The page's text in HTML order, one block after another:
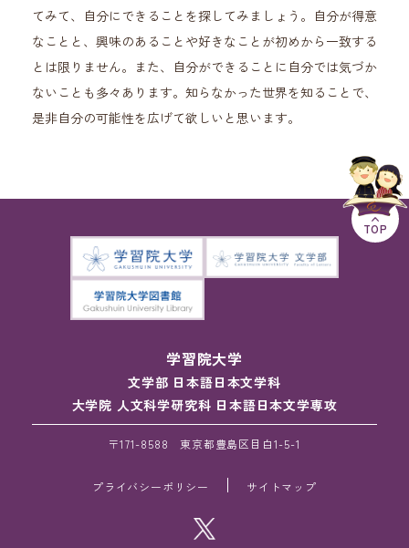
てみて、自分にできることを探してみましょう。自分が得意
なことと、興味のあることや好きなことが初めから一致する
とは限りません。また、自分ができることに自分では気づか
ないことも多々あります。知らなかった世界を知ることで、
是非自分の可能性を広げて欲しいと思います。
TOP
学習院大学
文学部 日本語日本文学科
大学院 人文科学研究科 日本語日本文学専攻
〒171-8588 東京都豊島区目白1-5-1
プライバシーポリシー サイトマップ